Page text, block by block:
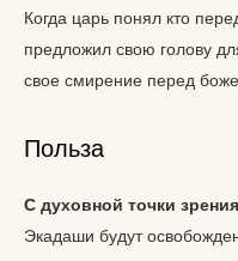
Когда царь понял кто
предложил свою голову
свое смирение перед
Польза
С духовной точки зрения
Экадаши будут